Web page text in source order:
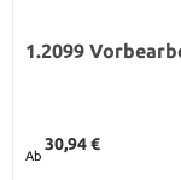
1.2099
Ab
30,94 €